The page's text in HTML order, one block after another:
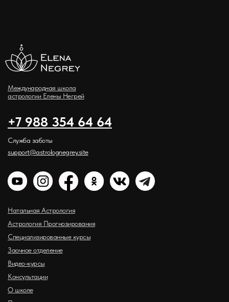
Международная школа
астрологии Елены Негрей
Натальная Астрология
Астрология Прогнозирования
Специализированные курсы
Заочное отделение
Видео-курсы
Консультации
О школе
+7 988 354 64 64
Служба заботы
support@astrolognegrey.site